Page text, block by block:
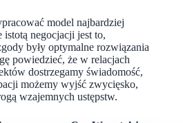
model najbardziej
istotą negocjacji jest to,
były optymalne rozwiązania
powiedzieć, że w relacjach
dostrzegamy świadomość,
możemy wyjść zwycięsko,
wzajemnych ustępstw.